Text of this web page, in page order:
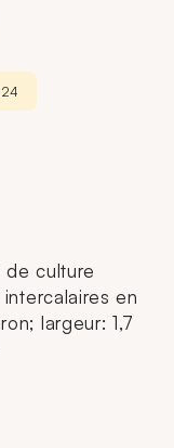
culture
intercalaires en
largeur: 1,7